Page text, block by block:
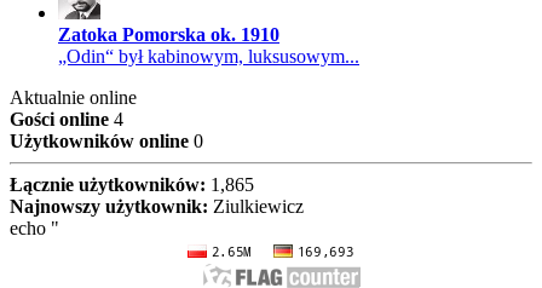
Zatoka Pomorska ok. 1910
„Odin“ był kabinowym, luksusowym...
Aktualnie online
Gości online 4
Użytkowników online 0
Łącznie użytkowników: 1,865
Najnowszy użytkownik: Ziulkiewicz
echo "